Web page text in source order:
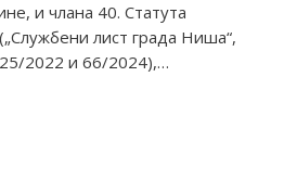
и члана 40. Статута
лист града Ниша“,
2022 и 66/2024),…